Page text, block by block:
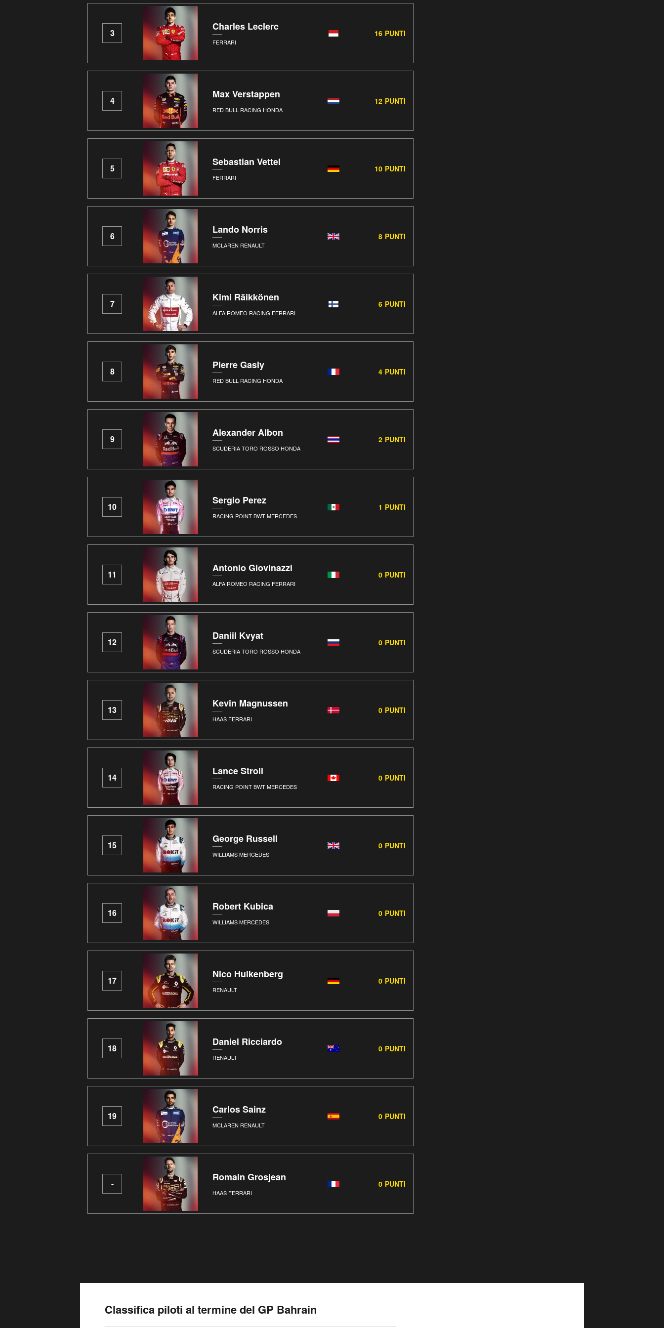
3
Charles Leclerc
FERRARI
16 PUNTI
4
Max Verstappen
RED BULL RACING HONDA
12 PUNTI
5
Sebastian Vettel
FERRARI
10 PUNTI
6
Lando Norris
MCLAREN RENAULT
8 PUNTI
7
Kimi Räikkönen
ALFA ROMEO RACING FERRARI
6 PUNTI
8
Pierre Gasly
RED BULL RACING HONDA
4 PUNTI
9
Alexander Albon
SCUDERIA TORO ROSSO HONDA
2 PUNTI
10
Sergio Perez
RACING POINT BWT MERCEDES
1 PUNTI
11
Antonio Giovinazzi
ALFA ROMEO RACING FERRARI
0 PUNTI
12
Daniil Kvyat
SCUDERIA TORO ROSSO HONDA
0 PUNTI
13
Kevin Magnussen
HAAS FERRARI
0 PUNTI
14
Lance Stroll
RACING POINT BWT MERCEDES
0 PUNTI
15
George Russell
WILLIAMS MERCEDES
0 PUNTI
16
Robert Kubica
WILLIAMS MERCEDES
0 PUNTI
17
Nico Hulkenberg
RENAULT
0 PUNTI
18
Daniel Ricciardo
RENAULT
0 PUNTI
19
Carlos Sainz
MCLAREN RENAULT
0 PUNTI
-
Romain Grosjean
HAAS FERRARI
0 PUNTI
Classifica piloti al termine del GP Bahrain